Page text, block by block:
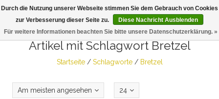
Artikel mit Schlagwort Bretzel
Startseite/ Schlagworte/ Bretzel
Am meisten angesehen 24
Durch die Nutzung unserer Webseite stimmen Sie dem Gebrauch von Cookies
zur Verbesserung dieser Seite zu.
Diese Nachricht Ausblenden
Für weitere Informationen beachten Sie bitte unsere Datenschutzerklärung. »